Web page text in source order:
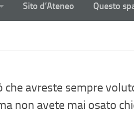
Sito d’Ateneo Questo
avreste sempre
non avete mai osato